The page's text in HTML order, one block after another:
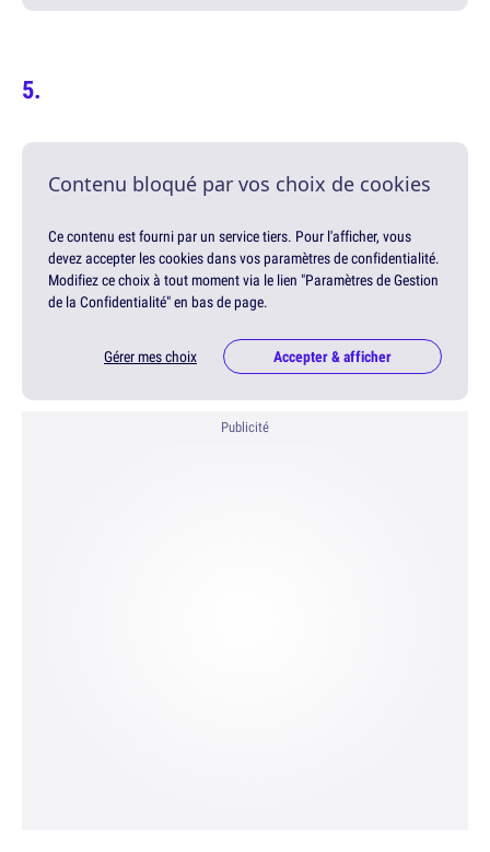
Contenu bloqué par vos choix de cookies
Ce contenu est fourni par un service tiers. Pour l'afficher, vous
devez accepter les cookies dans vos paramètres de confidentialité.
Modifiez ce choix à tout moment via le lien "Paramètres de Gestion
de la Confidentialité" en bas de page.
Gérer mes choix Accepter & afficher
Publicité